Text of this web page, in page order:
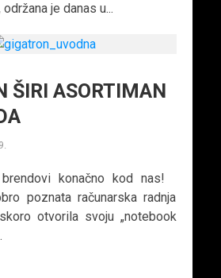
je danas u...
ŠIRI ASORTIMAN
konačno kod nas!
poznata računarska radnja
otvorila svoju „notebook